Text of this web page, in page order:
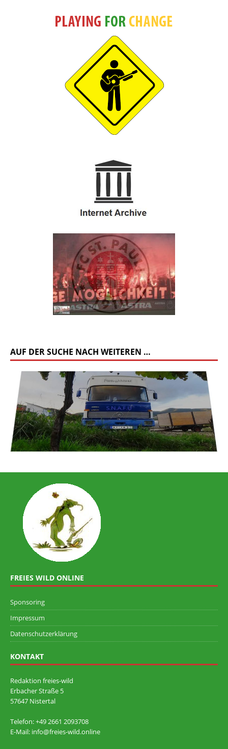
AUF DER SUCHE NACH WEITEREN …
FREIES WILD ONLINE
Sponsoring
Impressum
Datenschutzerklärung
KONTAKT
Redaktion freies-wild
Erbacher Straße 5
57647 Nistertal
Telefon: +49 ‭2661 2093708
E-Mail: info@freies-wild.online